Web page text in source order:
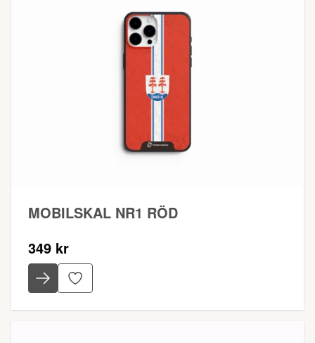
MOBILSKAL NR1 RÖD
349 kr